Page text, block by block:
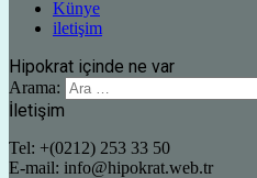
Künye
iletişim
Hipokrat içinde ne var
Arama:
İletişim
Tel: +(0212) 253 33 50
E-mail: info@hipokrat.web.tr